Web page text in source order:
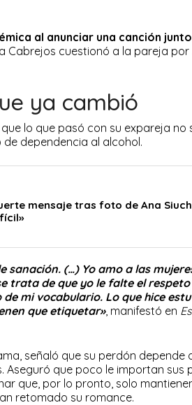
al anunciar una canción
Cabrejos cuestionó a la pareja por
ya cambió
lo que pasó con su expareja no
dependencia al alcohol.
mensaje tras foto de Ana
sanación. (…) Yo amo a las
trata de que yo le falte el
mi vocabulario. Lo que hice
que etiquetar», manifestó en
señaló que su perdón depende
que poco le importan sus
que, por lo pronto, solo
retomado su romance.